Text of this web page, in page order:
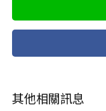
其他相關訊息